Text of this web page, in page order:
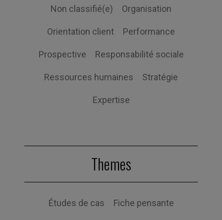
Non classifié(e) Organisation
Orientation client Performance
Prospective Responsabilité sociale
Ressources humaines Stratégie
Expertise
Themes
Études de cas Fiche pensante